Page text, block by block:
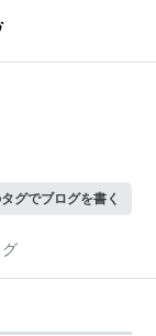
グでブログを書く